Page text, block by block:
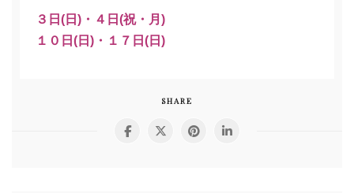
３日(日)・４日(祝・月)
１０日(日)・１７日(日)
SHARE